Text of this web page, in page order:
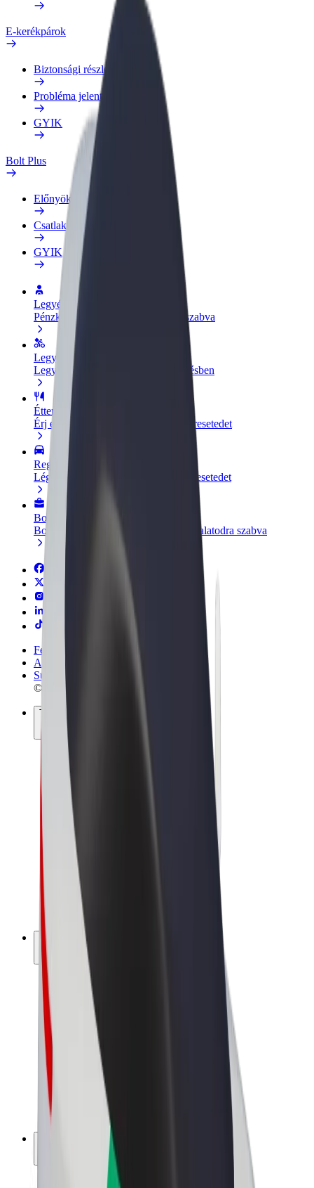
E-kerékpárok
Biztonsági részleg
Probléma jelentése
GYIK
Bolt Plus
Előnyök
Csatlakozás
GYIK
Legyél sofőr
Pénzkereseti lehetőség igényeidre szabva
Legyél futár
Legyél futár és részesülj heti kifizetésben
Étterem vagy üzlet hozzáadása
Érj el több felhasználót és növeld keresetedet
Regisztrálj flottatulajdonosként
Légy Bolt flottapartner és növeld keresetedet
Bolt for Business
Bolt termékek és szolgáltatások a vállalatodra szabva
Felhasználási feltételek
Adatvédelem
Sütik
© 2026 Bolt Technology OÜ
Termékek
Utazás
Rollerek
Bolt Market
Bolt Food
Bolt Drive
Bolt cégeknek
E-kerékpárok
Bolt Plus
Keress a Bolttal
Sofőrök
Sofőr kereset
Futárok
Futár kereset
Bolt Food kereskedők
Franchise-ok